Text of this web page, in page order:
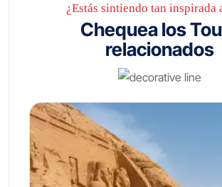
¿Estás sintiendo tan inspirada
Chequea los
relacionados